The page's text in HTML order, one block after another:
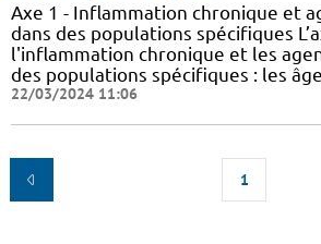
Axe 1 - Inflammation chronique et
dans des populations spécifiques
l'inflammation chronique et les
des populations spécifiques : les
22/03/2024 11:06
1